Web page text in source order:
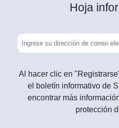
Hoja
Al hacer clic en
el boletín informativo de
encontrar más
protección